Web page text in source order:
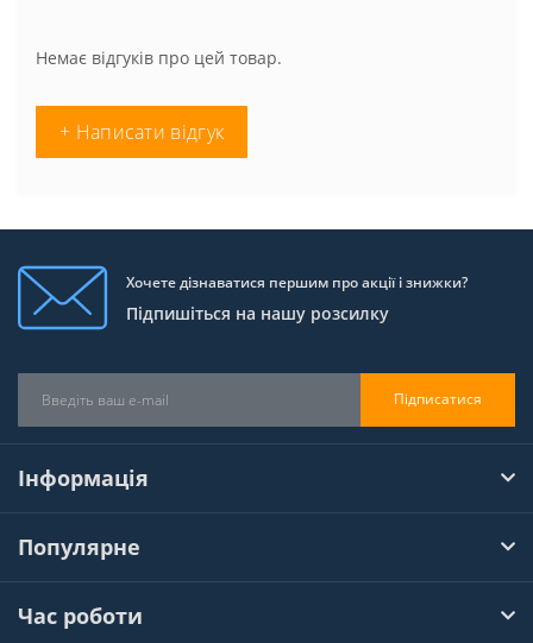
Немає відгуків про цей товар.
+ Написати відгук
Хочете дізнаватися першим про акції і знижки?
Підпишіться на нашу розсилку
Підписатися
Інформація
Популярне
Час роботи